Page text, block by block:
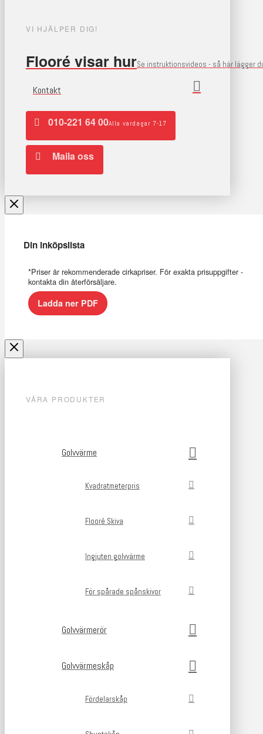
VI HJÄLPER DIG!
Flooré visar hurSe instruktionsvideos - så här lägger
Kontakt
010-221 64 00Alla vardagar 7-17
Maila oss
Din inköpslista
*Priser är rekommenderade cirkapriser. För exakta prisuppgifter -
kontakta din återförsäljare.
Ladda ner PDF
VÅRA PRODUKTER
Golvvärme
Kvadratmeterpris
Flooré Skiva
Ingjuten golvvärme
För spårade spånskivor
Golvvärmerör
Golvvärmeskåp
Fördelarskåp